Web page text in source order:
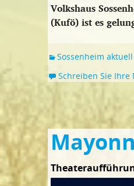
Volkshaus
(Kufö) ist es
Sossenheim aktuell
Schreiben Sie